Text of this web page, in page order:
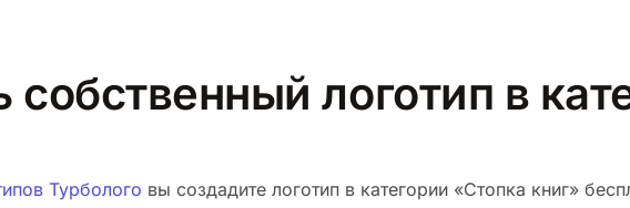
собственный логотип в
Турболого вы создадите логотип в категории «Стопка книг»